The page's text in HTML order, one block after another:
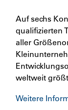
Auf sechs
qualifizierten
aller
weltweit
Weitere